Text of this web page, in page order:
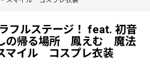
フルステージ！ feat. 初音
の帰る場所 鳳えむ 魔法
マイル コスプレ衣装